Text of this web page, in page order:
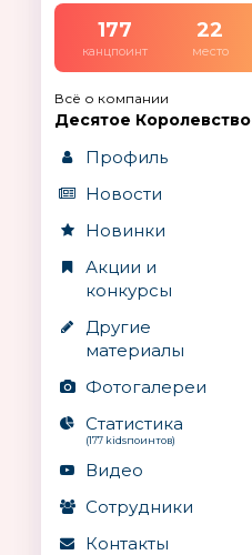
177
канцпоинт
22
место
Всё о компании
Десятое Королевство
Профиль
Новости
Новинки
Акции и
конкурсы
Другие
материалы
Фотогалереи
Статистика
(177 kidsпоинтов)
Видео
Сотрудники
Контакты